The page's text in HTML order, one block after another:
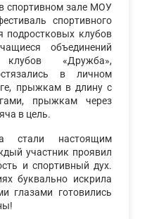
спортивном зале МОУ
спортивного
подростковых клубов
объединений
«Дружба»,
в личном
прыжкам в длину с
прыжкам через
в цель.
стали настоящим
участник проявил
и спортивный дух.
буквально искрила
глазами готовились